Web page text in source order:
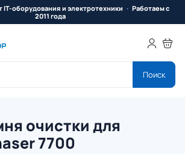
оборудования и электротехники
Работаем с
2011 года
Поиск
очистки для
7700